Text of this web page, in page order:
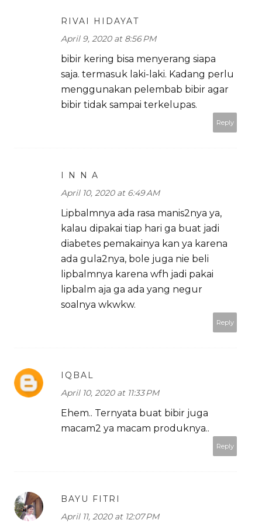
RIVAI HIDAYAT
April 9, 2020 at 8:56 PM
bibir kering bisa menyerang siapa
saja. termasuk laki-laki. Kadang perlu
menggunakan pelembab bibir agar
bibir tidak sampai terkelupas.
Reply
I N N A
April 10, 2020 at 6:49 AM
Lipbalmnya ada rasa manis2nya ya,
kalau dipakai tiap hari ga buat jadi
diabetes pemakainya kan ya karena
ada gula2nya, bole juga nie beli
lipbalmnya karena wfh jadi pakai
lipbalm aja ga ada yang negur
soalnya wkwkw.
Reply
IQBAL
April 10, 2020 at 11:33 PM
Ehem.. Ternyata buat bibir juga
macam2 ya macam produknya..
Reply
BAYU FITRI
April 11, 2020 at 12:07 PM